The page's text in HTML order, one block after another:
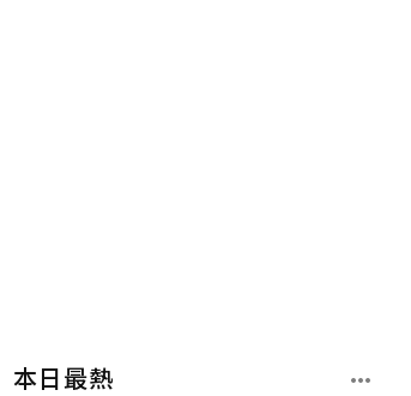
本日最熱